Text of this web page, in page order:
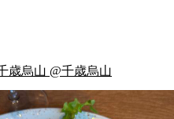
歳烏山 @千歳烏山